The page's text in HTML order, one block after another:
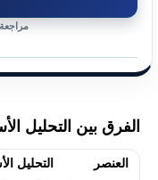
مراجعة JustMarkets كاملة
الفرق بين التحليل
العنصر التحليل